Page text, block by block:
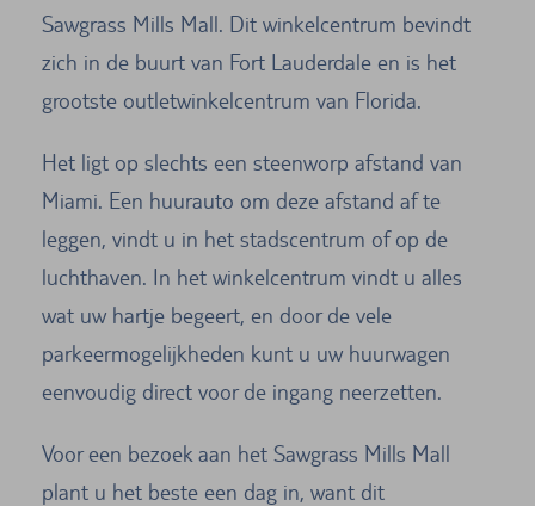
Sawgrass Mills Mall. Dit winkelcentrum bevindt
zich in de buurt van Fort Lauderdale en is het
grootste outletwinkelcentrum van Florida.
Het ligt op slechts een steenworp afstand van
Miami. Een huurauto om deze afstand af te
leggen, vindt u in het stadscentrum of op de
luchthaven. In het winkelcentrum vindt u alles
wat uw hartje begeert, en door de vele
parkeermogelijkheden kunt u uw huurwagen
eenvoudig direct voor de ingang neerzetten.
Voor een bezoek aan het Sawgrass Mills Mall
plant u het beste een dag in, want dit